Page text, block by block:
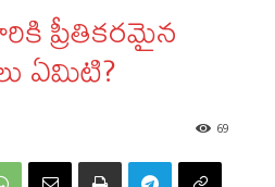
ప్రీతికరమైన
ఏమిటి?
69